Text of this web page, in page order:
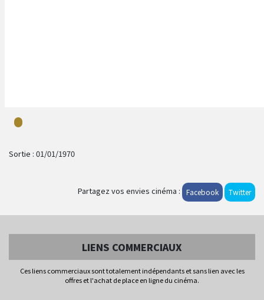
Sortie : 01/01/1970
Partagez vos envies cinéma : Facebook Twitter
LIENS COMMERCIAUX
Ces liens commerciaux sont totalement indépendants et sans lien avec les
offres et l'achat de place en ligne du cinéma.